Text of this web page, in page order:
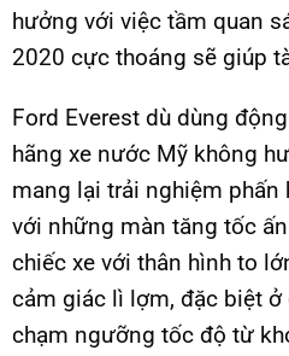
hưởng với việc tầm quan
2020 cực thoáng sẽ giúp
Ford Everest dù dùng
hãng xe nước Mỹ không
mang lại trải nghiệm
với những màn tăng tốc
chiếc xe với thân hình to
cảm giác lì lợm, đặc biệt ở
chạm ngưỡng tốc độ từ